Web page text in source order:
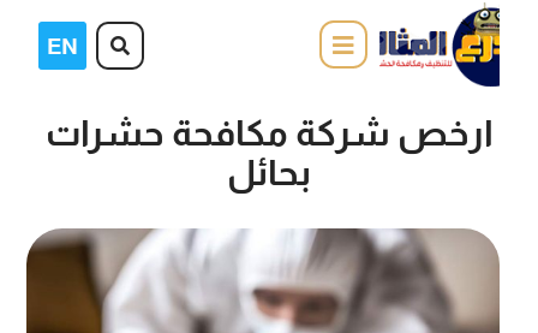
ارخص شركة مكافحة حشرات
بحائل